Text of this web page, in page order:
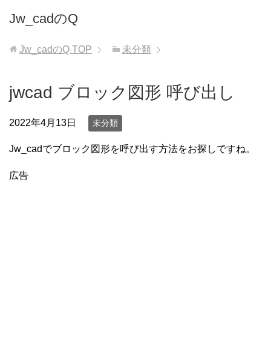
Jw_cadのQ
Jw_cadのQ TOP 未分類
jwcad ブロック図形 呼び出し
2022年4月13日 未分類
Jw_cadでブロック図形を呼び出す方法をお探しですね。
広告